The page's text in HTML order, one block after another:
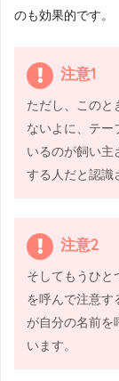
のも効果的です。
注意1
ただし、このと
ないよに、テー
いるのが飼い主
する人だと認識
注意2
そしてもうひと
を呼んで注意す
が自分の名前を
います。